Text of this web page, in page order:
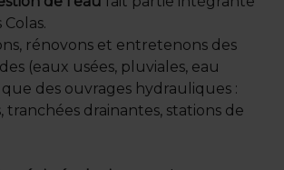
rénovons et entretenons des
(eaux usées, pluviales, eau
que des ouvrages hydrauliques :
tranchées drainantes, stations de